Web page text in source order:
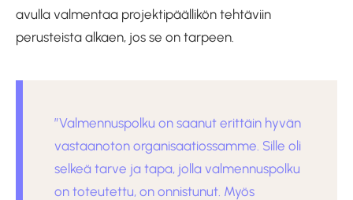
avulla valmentaa projektipäällikön tehtäviin
perusteista alkaen, jos se on tarpeen.
”Valmennuspolku on saanut erittäin hyvän
vastaanoton organisaatiossamme. Sille oli
selkeä tarve ja tapa, jolla valmennuspolku
on toteutettu, on onnistunut. Myös